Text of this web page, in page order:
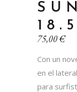
75,00€
Con un
en el
para